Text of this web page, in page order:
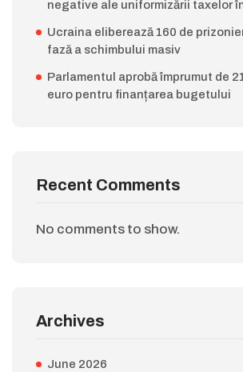
negative ale uniformizării taxelor
Ucraina eliberează 160 de
fază a schimbului masiv
Parlamentul aprobă împrumut de
euro pentru finanțarea bugetului
Recent Comments
No comments to show.
Archives
June 2026